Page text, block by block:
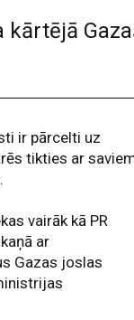
ir pārcelti uz
tikties ar
vairāk kā PR
ar
Gazas joslas